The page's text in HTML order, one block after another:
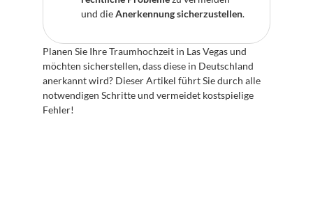
und die Anerkennung sicherzustellen.
Planen Sie Ihre Traumhochzeit in Las Vegas und
möchten sicherstellen, dass diese in Deutschland
anerkannt wird? Dieser Artikel führt Sie durch alle
notwendigen Schritte und vermeidet kostspielige
Fehler!